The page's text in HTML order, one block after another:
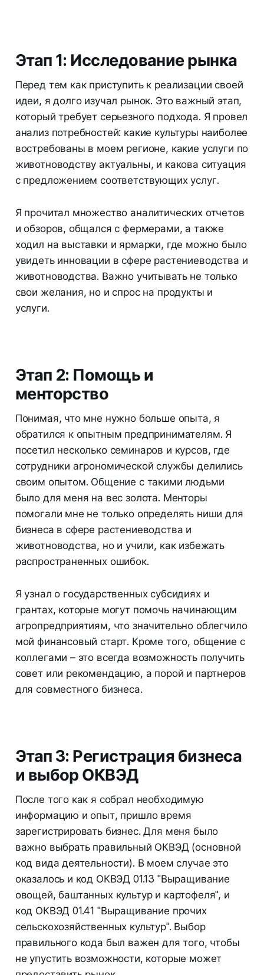
Этап 1: Исследование рынка
Перед тем как приступить к реализации своей
идеи, я долго изучал рынок. Это важный этап,
который требует серьезного подхода. Я провел
анализ потребностей: какие культуры наиболее
востребованы в моем регионе, какие услуги по
животноводству актуальны, и какова ситуация
с предложением соответствующих услуг.
Я прочитал множество аналитических отчетов
и обзоров, общался с фермерами, а также
ходил на выставки и ярмарки, где можно было
увидеть инновации в сфере растениеводства и
животноводства. Важно учитывать не только
свои желания, но и спрос на продукты и
услуги.
Этап 2: Помощь и
менторство
Понимая, что мне нужно больше опыта, я
обратился к опытным предпринимателям. Я
посетил несколько семинаров и курсов, где
сотрудники агрономической службы делились
своим опытом. Общение с такими людьми
было для меня на вес золота. Менторы
помогали мне не только определять ниши для
бизнеса в сфере растениеводства и
животноводства, но и учили, как избежать
распространенных ошибок.
Я узнал о государственных субсидиях и
грантах, которые могут помочь начинающим
агропредприятиям, что значительно облегчило
мой финансовый старт. Кроме того, общение с
коллегами – это всегда возможность получить
совет или рекомендацию, а порой и партнеров
для совместного бизнеса.
Этап 3: Регистрация бизнеса
и выбор ОКВЭД
После того как я собрал необходимую
информацию и опыт, пришло время
зарегистрировать бизнес. Для меня было
важно выбрать правильный ОКВЭД (основной
код вида деятельности). В моем случае это
оказалось и код ОКВЭД 01.13 "Выращивание
овощей, баштанных культур и картофеля", и
код ОКВЭД 01.41 "Выращивание прочих
сельскохозяйственных культур". Выбор
правильного кода был важен для того, чтобы
не упустить возможности, которые может